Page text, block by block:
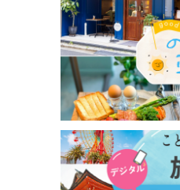
大人の工場見学へ、愛知・岡崎
「カクキュー八丁味噌（八丁味噌
の郷）」。試食や買い物も楽しみ